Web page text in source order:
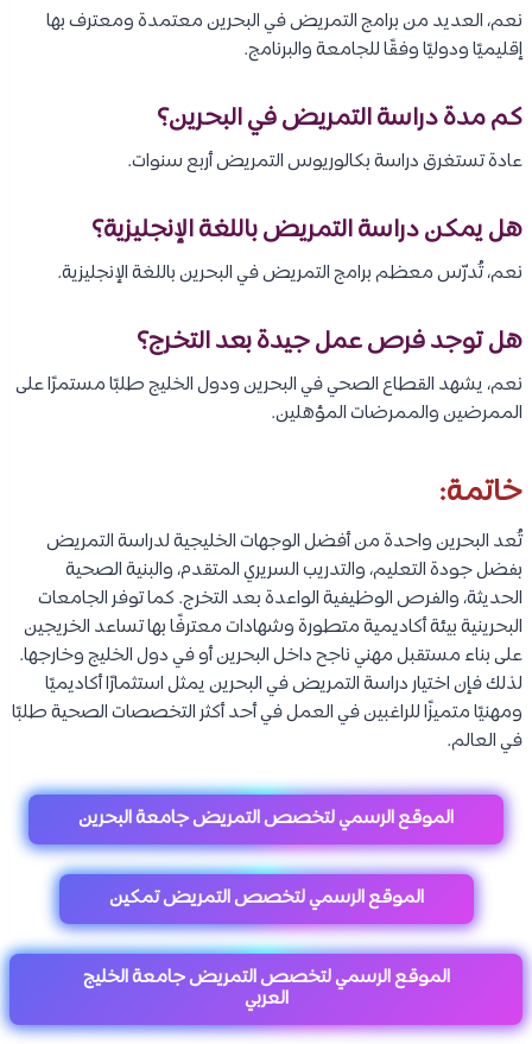
الحياة الطلابية في البحرين:
تتميز الحياة الطلابية في البحرين بالعديد من المزايا:
بيئة آمنة ومستقرة.
تنوع ثقافي كبير.
سهولة المواصلات والتنقل.
توفر الأنشطة الرياضية والثقافية.
وجود مراكز تسوق وترفيه متطورة.
مجتمع طلابي دولي متنوع.
وتُعد مدن المنامة والمحرق والصخير من أبرز المناطق التي يقيم فيها
تعرف على:دراسة التمريض في تونس
فرص العمل بعد التخرج:
يمكن لخريجي التمريض العمل في:
المستشفيات الحكومية.
المستشفيات الخاصة.
المراكز الصحية.
مراكز الرعاية الأولية.
مراكز التأهيل الطبي.
المؤسسات التعليمية الصحية.
المنظمات الصحية والإنسانية.